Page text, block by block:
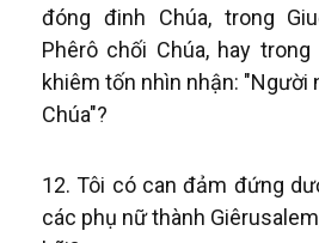
đóng đinh Chúa, trong
Phêrô chối Chúa, hay
khiêm tốn nhìn nhận: "Người
Chúa"?
Tôi có can đảm đứng
các phụ nữ thành